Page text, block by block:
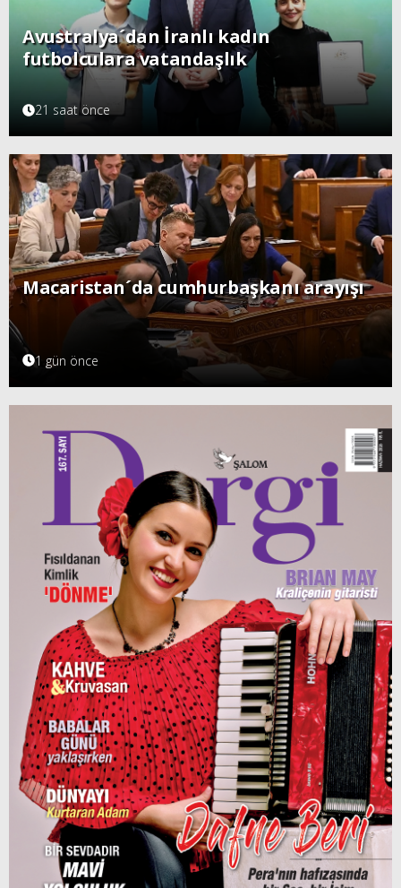
Avustralya´dan İranlı kadın
futbolculara vatandaşlık
21 saat önce
Macaristan´da cumhurbaşkanı arayışı
1 gün önce